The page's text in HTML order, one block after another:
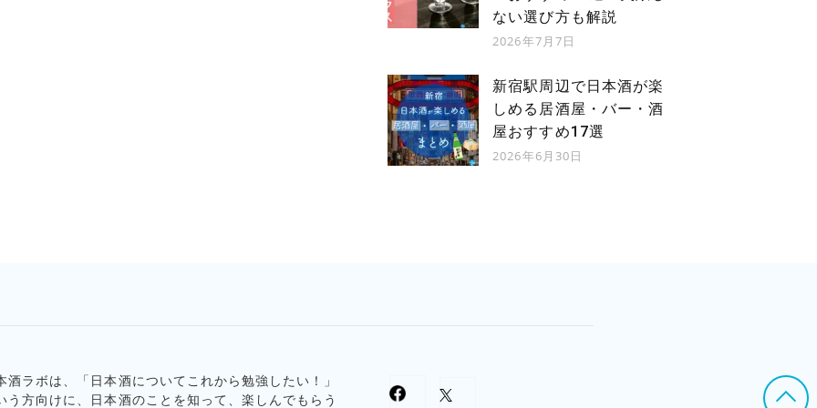
ない選び方も解説
2026年7月7日
新宿駅周辺で日本酒が楽
しめる居酒屋・バー・酒
屋おすすめ17選
2026年6月30日
酒ラボは、「日本酒についてこれから勉強したい！」
う方向けに、日本酒のことを知って、楽しんでもらう